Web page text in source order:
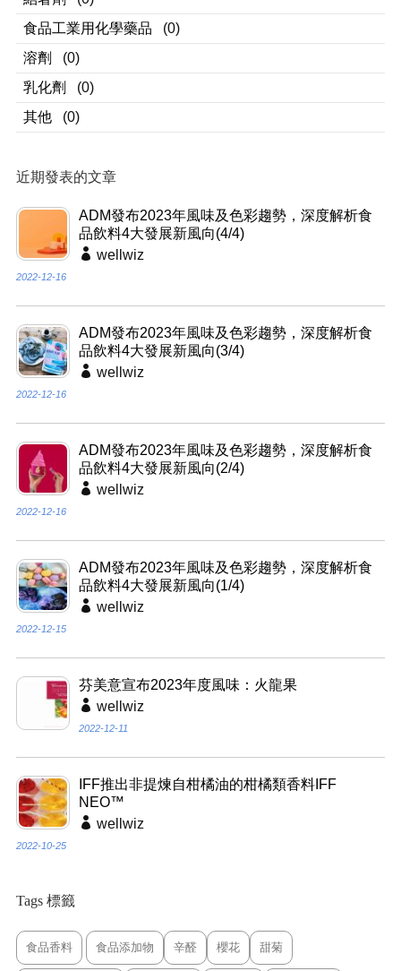
食品工業用化學藥品
(0)
溶劑
(0)
乳化劑
(0)
其他
(0)
近期發表的文章
ADM發布2023年風味及色彩趨勢，深度解析食
品飲料4大發展新風向(4/4)
wellwiz
2022-12-16
ADM發布2023年風味及色彩趨勢，深度解析食
品飲料4大發展新風向(3/4)
wellwiz
2022-12-16
ADM發布2023年風味及色彩趨勢，深度解析食
品飲料4大發展新風向(2/4)
wellwiz
2022-12-16
ADM發布2023年風味及色彩趨勢，深度解析食
品飲料4大發展新風向(1/4)
wellwiz
2022-12-15
芬美意宣布2023年度風味：火龍果
wellwiz
2022-12-11
IFF推出非提煉自柑橘油的柑橘類香料IFF
NEO™
wellwiz
2022-10-25
Tags 標籤
食品香料 食品添加物 辛醛 櫻花 甜菊